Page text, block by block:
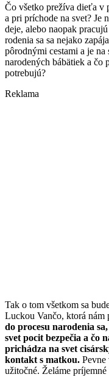
Čo všetko prežíva dieťa v
a pri príchode na svet? Je
deje, alebo naopak
rodenia sa sa nejako
pôrodnými cestami a je
narodených bábätiek a čo
potrebujú?
Reklama
Tak o tom všetkom sa
Luckou Vančo, ktorá nám
do procesu narodenia
svet pocit bezpečia a čo
prichádza na svet
kontakt s matkou. Pevne
užitočné. Želáme príjemné